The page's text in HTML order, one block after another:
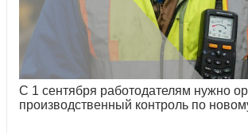
С 1 сентября работодателям нужно
производственный контроль по